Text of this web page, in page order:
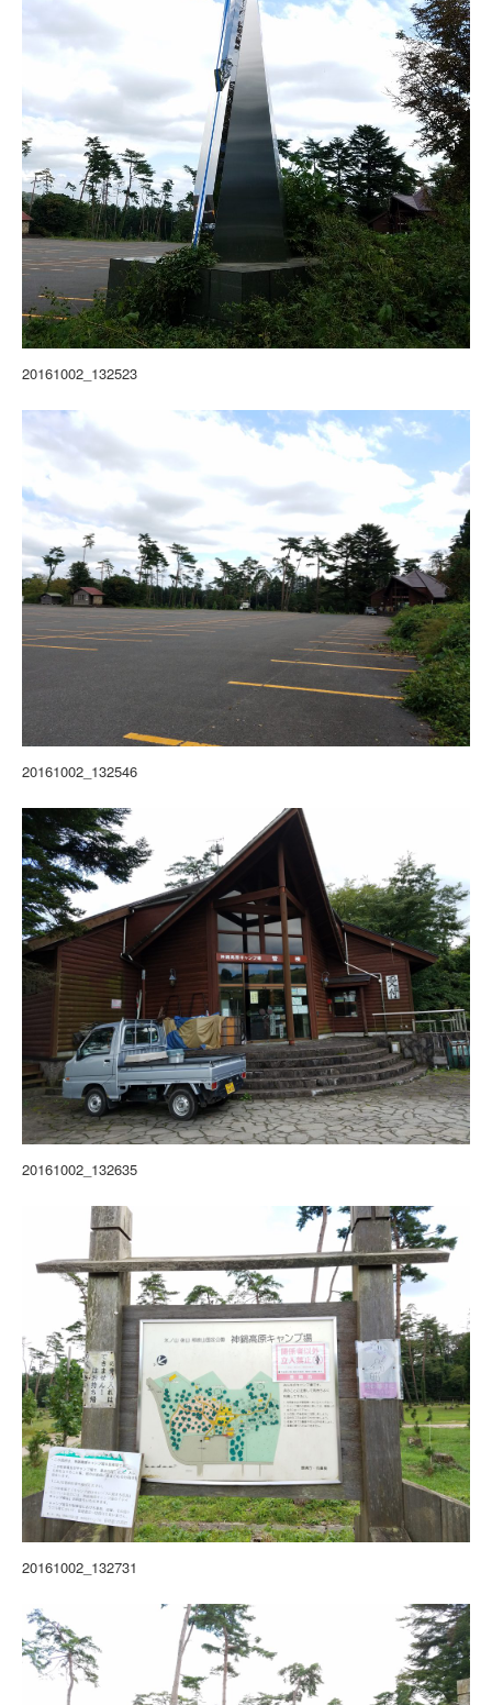
20161002_132523
20161002_132546
20161002_132635
20161002_132731